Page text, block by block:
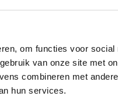
om functies voor social
van onze site met
combineren met
hun services.
Neem hier een kijkje
*